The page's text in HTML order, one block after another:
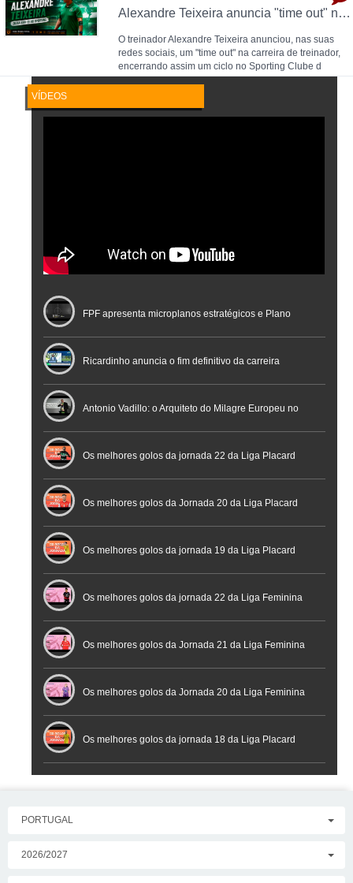
Alexandre Teixeira anuncia "time out" no futsal: pausa após título de Campeão Nacional pelo Sporting CP
O treinador Alexandre Teixeira anunciou, nas suas
redes sociais, um "time out" na carreira de treinador,
encerrando assim um ciclo no Sporting Clube d
VÍDEOS
FPF apresenta microplanos estratégicos e Plano
Nacional de Arbitragem
Ricardinho anuncia o fim definitivo da carreira
profissional em conferência histórica na Cidade do
Futebol
Antonio Vadillo: o Arquiteto do Milagre Europeu no
Futsal | Documentário
Os melhores golos da jornada 22 da Liga Placard
Os melhores golos da Jornada 20 da Liga Placard
Futsal
Os melhores golos da jornada 19 da Liga Placard
Os melhores golos da jornada 22 da Liga Feminina
Placard
Os melhores golos da Jornada 21 da Liga Feminina
Placard
Os melhores golos da Jornada 20 da Liga Feminina
Placard
Os melhores golos da jornada 18 da Liga Placard
PORTUGAL
2026/2027